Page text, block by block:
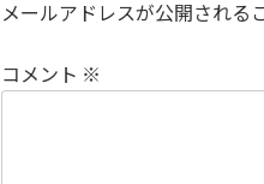
メールアドレスが公開される
コメント ※